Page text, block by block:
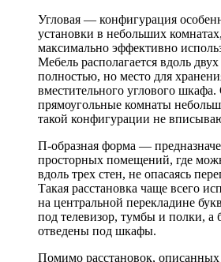
Угловая — конфигурация
установки в небольших
максимально эффективно
Мебель располагается вдоль
полностью, но место для
вместительного углового шкафа.
прямоугольные комнаты
такой конфигурации не
П-образная форма —
просторных помещений, где
вдоль трех стен, не опасаясь
Такая расстановка чаще всего
на центральной перекладине
под телевизор, тумбы и полки, а
отведены под шкафы.
Помимо расстановок,